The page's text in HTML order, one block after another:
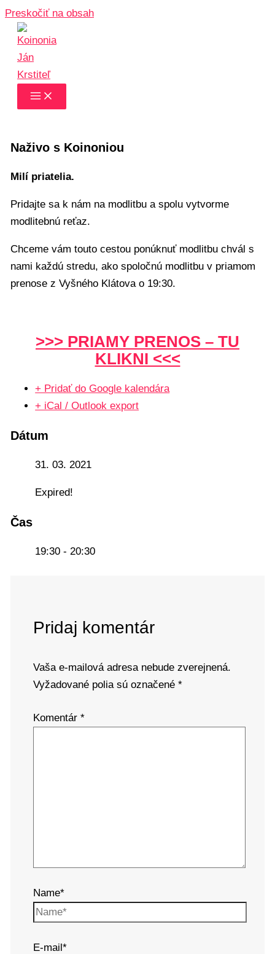
Preskočiť na obsah
Naživo s Koinoniou
Milí priatelia.
Pridajte sa k nám na modlitbu a spolu vytvorme
modlitebnú reťaz.
Chceme vám touto cestou ponúknuť modlitbu chvál s
nami každú stredu, ako spoločnú modlitbu v priamom
prenose z Vyšného Klátova o 19:30.
>>> PRIAMY PRENOS – TU
KLIKNI <<<
+ Pridať do Google kalendára
+ iCal / Outlook export
Dátum
31. 03. 2021
Expired!
Čas
19:30 - 20:30
Pridaj komentár
Vaša e-mailová adresa nebude zverejnená.
Vyžadované polia sú označené *
Komentár *
Name*
E-mail*